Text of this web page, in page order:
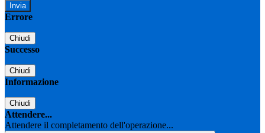
Errore
Chiudi
Successo
Chiudi
Informazione
Chiudi
Attendere...
Attendere il completamento dell'operazione...